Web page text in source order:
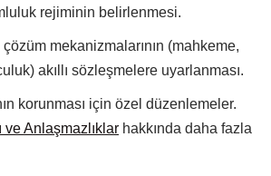
rejiminin belirlenmesi.
çözüm mekanizmalarının (mahkeme,
akıllı sözleşmelere uyarlanması.
korunması için özel düzenlemeler.
ve Anlaşmazlıklar hakkında daha fazla